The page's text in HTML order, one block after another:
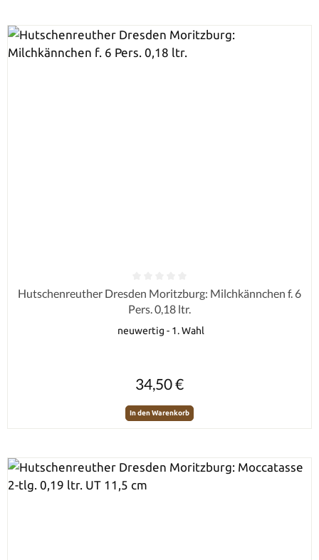
Durchschnittliche Bewertung von 0 von 5 Sternen
Hutschenreuther Dresden Moritzburg: Milchkännchen f. 6
Pers. 0,18 ltr.
neuwertig - 1. Wahl
34,50 €
In den Warenkorb